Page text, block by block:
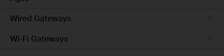
Wired Gateways
Wi-Fi Gateways